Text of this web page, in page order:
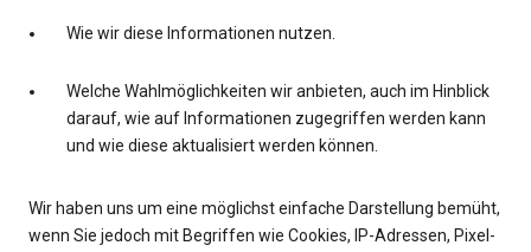
Wie wir diese Informationen nutzen.
Welche Wahlmöglichkeiten wir anbieten, auch im Hinblick
darauf, wie auf Informationen zugegriffen werden kann
und wie diese aktualisiert werden können.
Wir haben uns um eine möglichst einfache Darstellung bemüht,
wenn Sie jedoch mit Begriffen wie Cookies, IP-Adressen, Pixel-